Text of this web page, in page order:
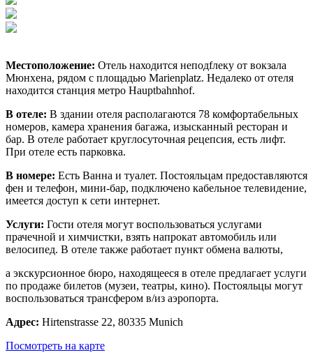
Местоположение: Отель находится неподfлеку от вокзала
Мюнхена, рядом с площадью Marienplatz. Недалеко от отеля
находится станция метро Hauptbahnhof.
В отеле: В здании отеля располагаются 78 комфортабельных
номеров, камера хранения багажа, изысканный ресторан и
бар. В отеле работает круглосуточная рецепсия, есть лифт.
При отеле есть парковка.
В номере: Есть Ванна и туалет. Постояльцам предоставляются
фен и телефон, мини-бар, подключено кабельное телевидение,
имеется доступ к сети интернет.
Услуги: Гости отеля могут воспользоваться услугами
прачечной и химчистки, взять напрокат автомобиль или
велосипед. В отеле также работает пункт обмена валюты,
а экскурсионное бюро, находящееся в отеле предлагает услуги
по продаже билетов (музеи, театры, кино). Постояльцы могут
воспользоваться трансфером в/из аэропорта.
Адрес: Hirtenstrasse 22, 80335 Munich
Посмотреть на карте